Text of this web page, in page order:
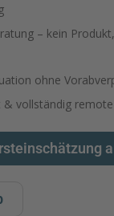
– kein
ohne
& vollständig